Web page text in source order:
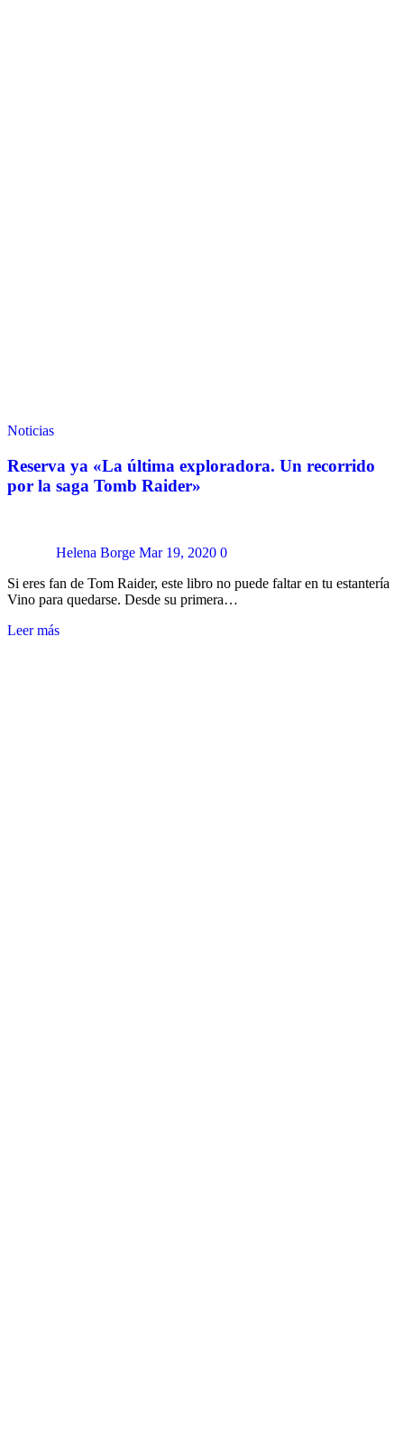
Noticias
Reserva ya «La última exploradora. Un recorrido
por la saga Tomb Raider»
Helena Borge Mar 19, 2020 0
Si eres fan de Tom Raider, este libro no puede faltar en tu estantería
Vino para quedarse. Desde su primera…
Leer más